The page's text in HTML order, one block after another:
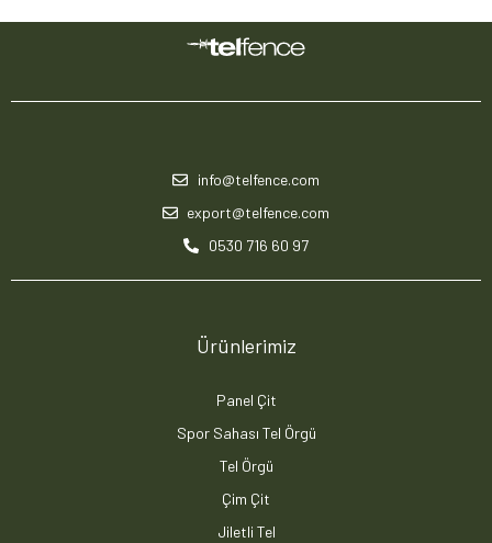
info@telfence.com
export@telfence.com
0530 716 60 97
Ürünlerimiz
Panel Çit
Spor Sahası Tel Örgü
Tel Örgü
Çim Çit
Jiletli Tel